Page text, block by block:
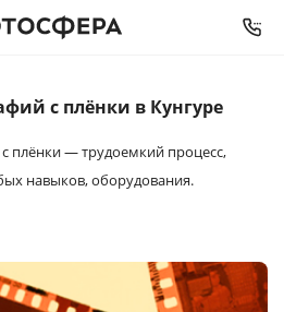
с плёнки в Кунгуре
с плёнки — трудоемкий процесс,
навыков, оборудования.